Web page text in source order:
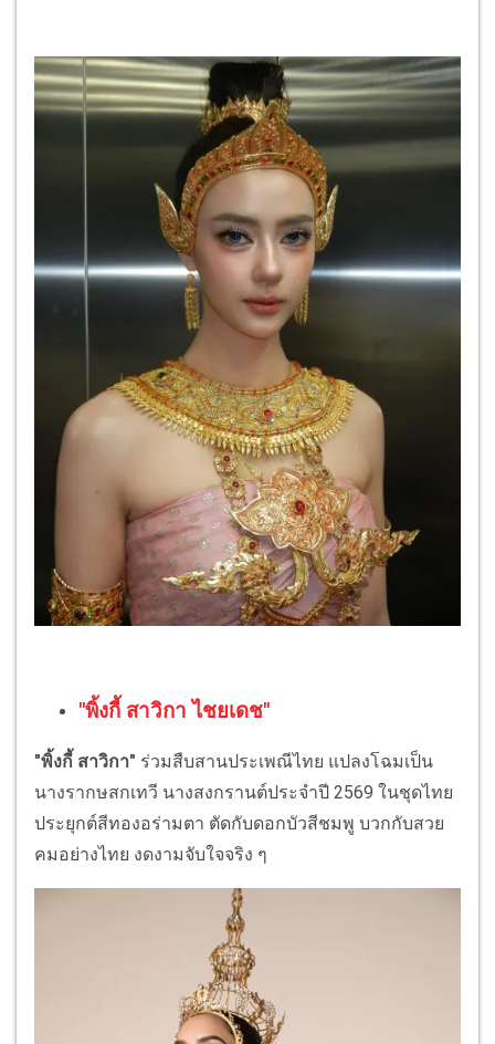
"พิ้งกี้ สาวิกา ไชยเดช"
"พิ้งกี้ สาวิกา" ร่วมสืบสานประเพณีไทย แปลงโฉมเป็น
นางรากษสกเทวี นางสงกรานต์ประจำปี 2569 ในชุดไทย
ประยุกต์สีทองอร่ามตา ตัดกับดอกบัวสีชมพู บวกกับสวย
คมอย่างไทย งดงามจับใจจริง ๆ